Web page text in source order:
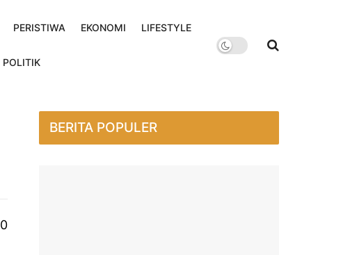
PERISTIWA EKONOMI LIFESTYLE
POLITIK
0
BERITA POPULER